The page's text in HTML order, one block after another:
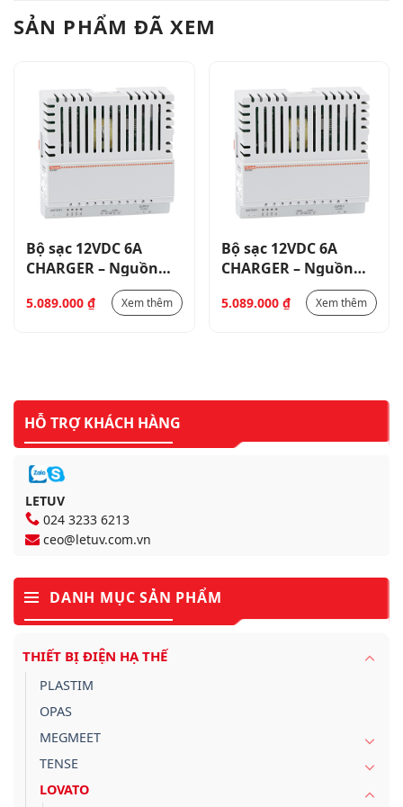
SẢN PHẨM ĐÃ XEM
Bộ sạc 12VDC 6A
CHARGER – Nguồn
cấp 230VAC- ADVC
CHARGE MONITOR
5.089.000 ₫ Xem thêm
Bộ sạc 12VDC 6A
CHARGER – Nguồn
cấp 230VAC- ADVC
CHARGE MONITOR
5.089.000 ₫ Xem thêm
HỖ TRỢ KHÁCH HÀNG
LETUV
024 3233 6213
ceo@letuv.com.vn
DANH MỤC SẢN PHẨM
THIẾT BỊ ĐIỆN HẠ THẾ
PLASTIM
OPAS
MEGMEET
TENSE
LOVATO